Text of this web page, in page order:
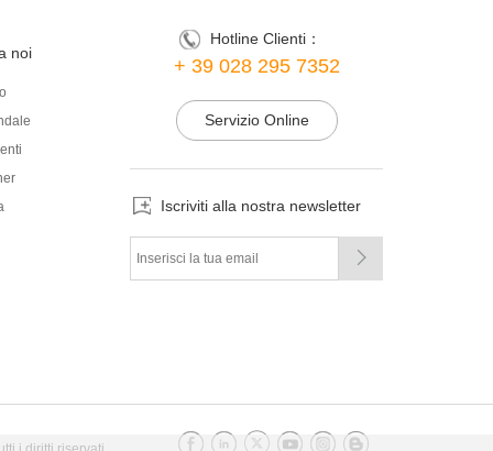
noi
Hotline Clienti：
+ 39 028 295 7352
Servizio Online
Iscriviti alla nostra newsletter
